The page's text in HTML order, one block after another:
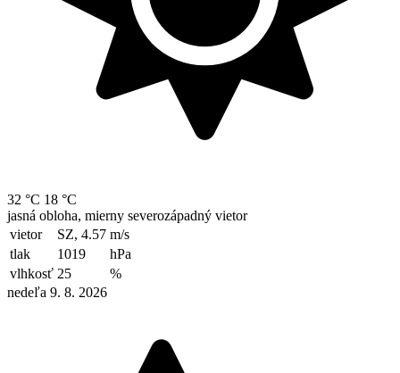
32 °C 18 °C
jasná obloha, mierny severozápadný vietor
vietor
SZ, 4.57 m/s
tlak
1019
hPa
vlhkosť 25
%
nedeľa 9. 8. 2026